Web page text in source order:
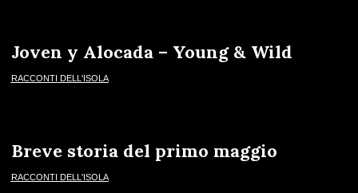
Joven y Alocada – Young & Wild
RACCONTI DELL'ISOLA
Breve storia del primo maggio
RACCONTI DELL'ISOLA